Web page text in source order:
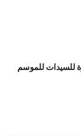
للسيدات للموسم